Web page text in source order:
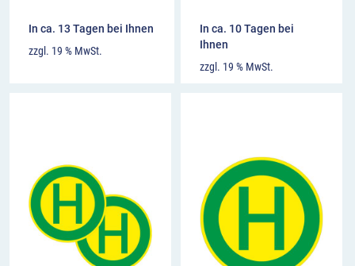
In ca. 13 Tagen bei Ihnen
zzgl. 19 % MwSt.
In ca. 10 Tagen bei
Ihnen
zzgl. 19 % MwSt.